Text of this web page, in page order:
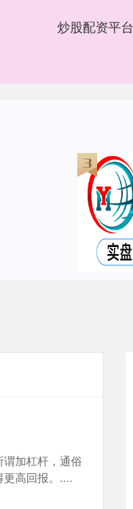
炒股配资平台
加杠杆，通俗
高回报。....